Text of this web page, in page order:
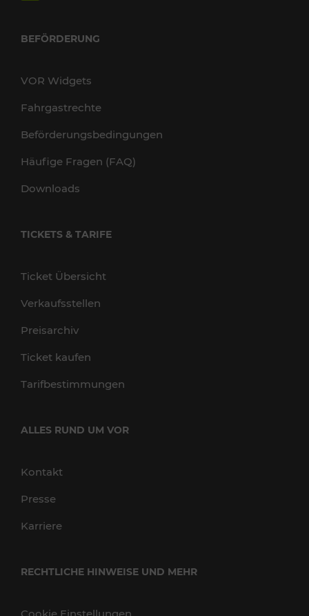
BEFÖRDERUNG
VOR Widgets
Fahrgastrechte
Beförderungsbedingungen
Häufige Fragen (FAQ)
Downloads
TICKETS & TARIFE
Ticket Übersicht
Verkaufsstellen
Preisarchiv
Ticket kaufen
Tarifbestimmungen
ALLES RUND UM VOR
Kontakt
Presse
Karriere
RECHTLICHE HINWEISE UND MEHR